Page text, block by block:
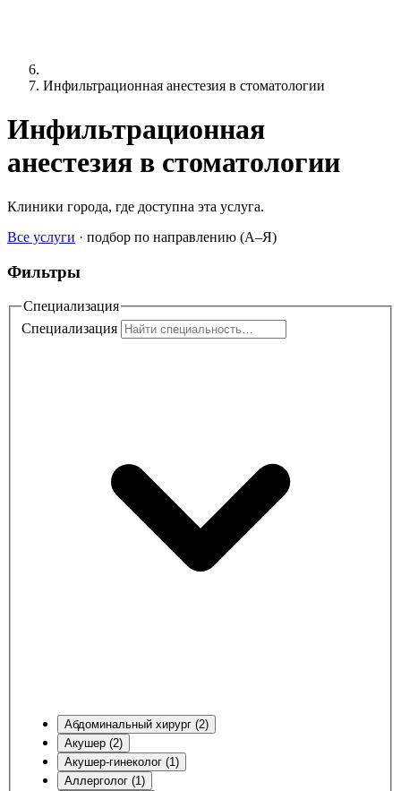
Инфильтрационная анестезия в стоматологии
Инфильтрационная
анестезия в стоматологии
Клиники города, где доступна эта услуга.
Все услуги · подбор по направлению (A–Я)
Фильтры
Специализация
Специализация
Абдоминальный хирург (2)
Акушер (2)
Акушер-гинеколог (1)
Аллерголог (1)